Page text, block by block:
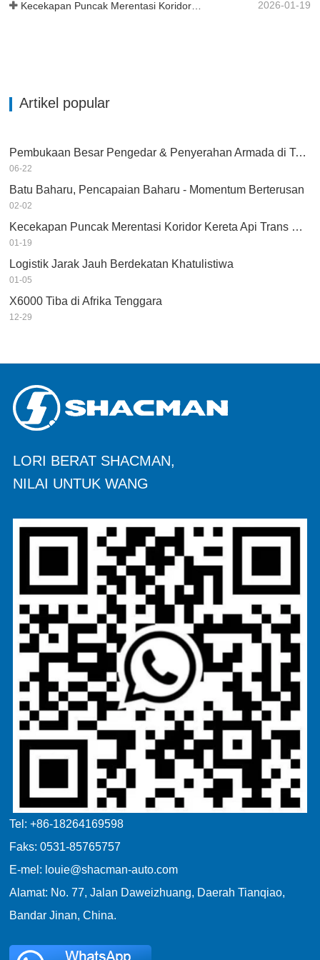
2026-01-19
Artikel popular
Pembukaan Besar Pengedar & Penyerahan Armada di Tanzania
06-22
Batu Baharu, Pencapaian Baharu - Momentum Berterusan
02-02
Kecekapan Puncak Merentasi Koridor Kereta Api Trans Guinea
01-19
Logistik Jarak Jauh Berdekatan Khatulistiwa
01-05
X6000 Tiba di Afrika Tenggara
12-29
LORI BERAT SHACMAN,
NILAI UNTUK WANG
Tel: +86-18264169598
Faks: 0531-85765757
E-mel: louie@shacman-auto.com
Alamat: No. 77, Jalan Daweizhuang, Daerah Tianqiao,
Bandar Jinan, China.